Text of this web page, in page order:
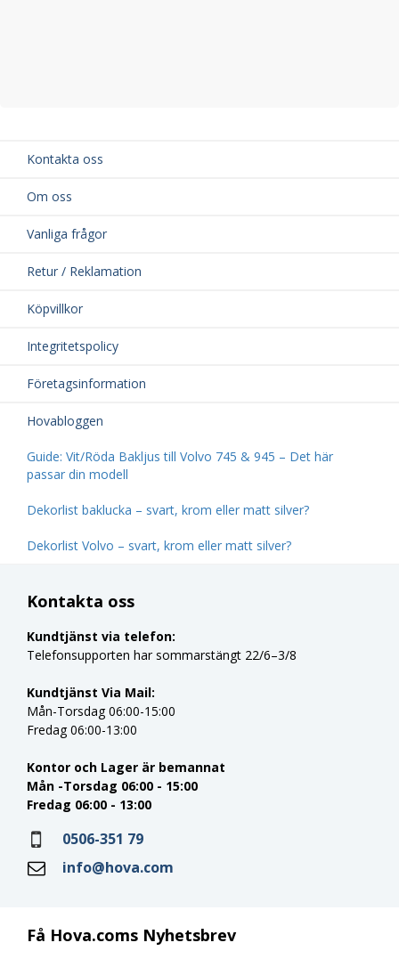
Kontakta oss
Om oss
Vanliga frågor
Retur / Reklamation
Köpvillkor
Integritetspolicy
Företagsinformation
Hovabloggen
Guide: Vit/Röda Bakljus till Volvo 745 & 945 – Det här
passar din modell
Dekorlist baklucka – svart, krom eller matt silver?
Dekorlist Volvo – svart, krom eller matt silver?
Få Hova.coms Nyhetsbrev
Kontakta oss
Kundtjänst via telefon:
Telefonsupporten har sommarstängt 22/6–3/8
Kundtjänst Via Mail:
Mån-Torsdag 06:00-15:00
Fredag 06:00-13:00
Kontor och Lager är bemannat
Mån -Torsdag 06:00 - 15:00
Fredag 06:00 - 13:00
0506-351 79
info@hova.com